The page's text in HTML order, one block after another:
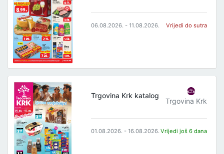
06.08.2026. - 11.08.2026. Vrijedi do sutra
Trgovina Krk katalog
Trgovina Krk
01.08.2026. - 16.08.2026. Vrijedi još 6 dana